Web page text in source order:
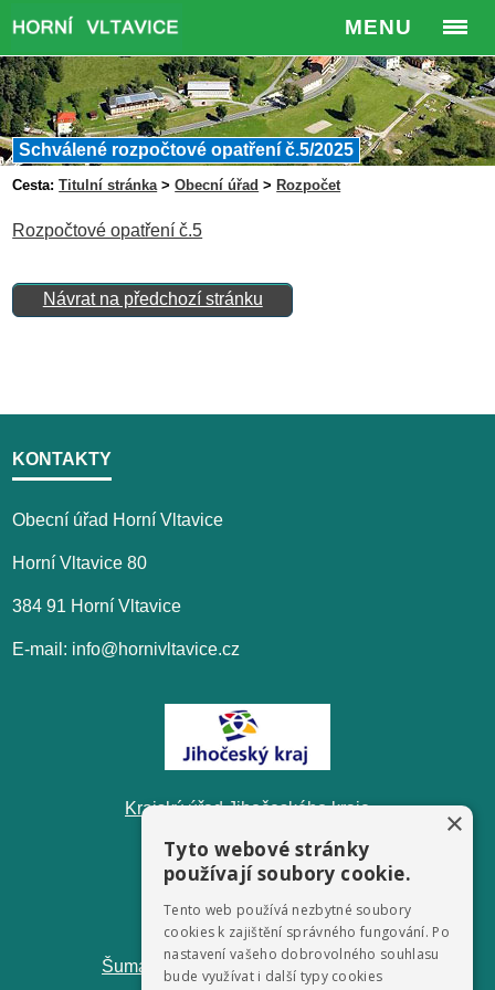
MENU
Schválené rozpočtové opatření č.5/2025
Cesta: Titulní stránka>Obecní úřad > Rozpočet
Rozpočtové opatření č.5
Návrat na předchozí stránku
KONTAKTY
Obecní úřad Horní Vltavice
Horní Vltavice 80
384 91 Horní Vltavice
E-mail: info@hornivltavice.cz
Krajský úřad Jihočeského kraje
ŠumavaNet.CZ - informace o regionu
×
Tyto webové stránky
používají soubory cookie.
Tento web používá nezbytné soubory
cookies k zajištění správného fungování. Po
nastavení vašeho dobrovolného souhlasu
bude využívat i další typy cookies